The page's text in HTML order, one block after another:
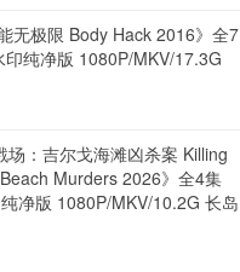
无极限 Body Hack 2016》全7
纯净版 1080P/MKV/17.3G
：吉尔戈海滩凶杀案 Killing
Murders 2026》全4集
净版 1080P/MKV/10.2G 长岛